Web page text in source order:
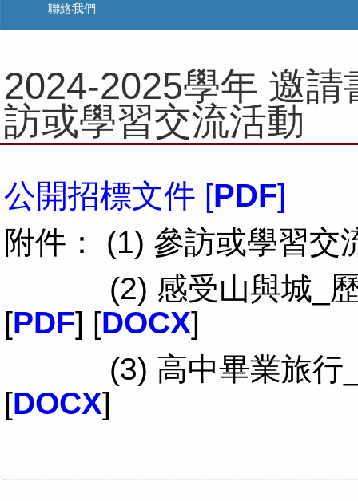
聯絡我們
2024-2025學年 邀
訪或學習交流活動
公開招標文件 [PDF]
附件： (1) 參訪或學習
(2) 感受山與城_歷史
[PDF] [DOCX]
(3) 高中畢業旅行_
[DOCX]